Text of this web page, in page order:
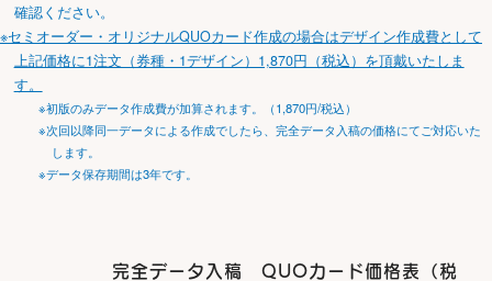
確認ください。
※セミオーダー・オリジナルQUOカード作成の場合はデザイン作成費として
上記価格に1注文（券種・1デザイン）1,870円（税込）を頂戴いたしま
す。
※初版のみデータ作成費が加算されます。（1,870円/税込）
※次回以降同一データによる作成でしたら、完全データ入稿の価格にてご対応いた
します。
※データ保存期間は3年です。
完全データ入稿 QUOカード価格表（税